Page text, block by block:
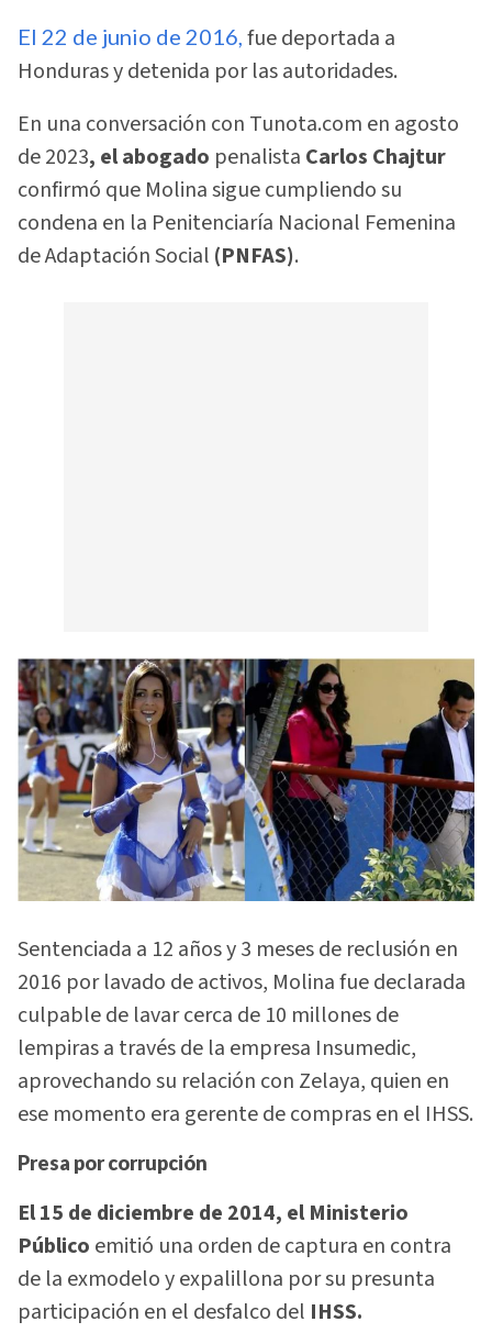
El 22 de junio de 2016, fue deportada a
Honduras y detenida por las autoridades.
En una conversación con Tunota.com en agosto
de 2023, el abogado penalista Carlos Chajtur
confirmó que Molina sigue cumpliendo su
condena en la Penitenciaría Nacional Femenina
de Adaptación Social (PNFAS).
Sentenciada a 12 años y 3 meses de reclusión en
2016 por lavado de activos, Molina fue declarada
culpable de lavar cerca de 10 millones de
lempiras a través de la empresa Insumedic,
aprovechando su relación con Zelaya, quien en
ese momento era gerente de compras en el IHSS.
Presa por corrupción
El 15 de diciembre de 2014, el Ministerio
Público emitió una orden de captura en contra
de la exmodelo y expalillona por su presunta
participación en el desfalco del IHSS.